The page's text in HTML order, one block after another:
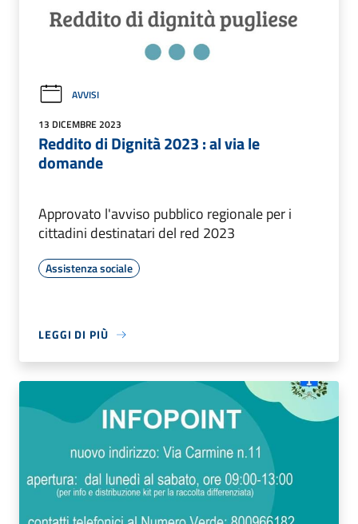
AVVISI
13 DICEMBRE 2023
Reddito di Dignità 2023 : al via le
domande
Approvato l'avviso pubblico regionale per i
cittadini destinatari del red 2023
Assistenza sociale
LEGGI DI PIÙ